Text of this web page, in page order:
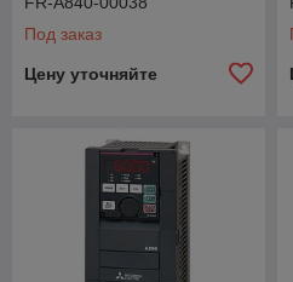
Под заказ
Цену уточняйте